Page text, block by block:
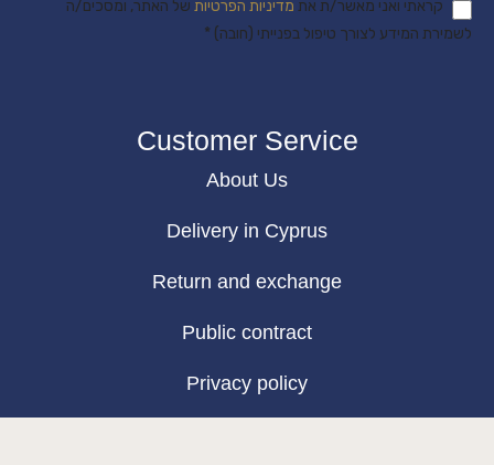
קראתי ואני מאשר/ת את מדיניות הפרטיות של האתר, ומסכים/ה
לשמירת המידע לצורך טיפול בפנייתי (חובה) *
Customer Service
About Us
Delivery in Cyprus
Return and exchange
Public contract
Privacy policy